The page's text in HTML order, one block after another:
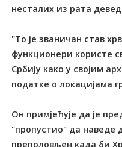
несталих из рата
"То је званичан став
функционери користе
Србију како у својим
податке о локацијама
Он примјећује да је
"пропустио" да наведе
преполовљен када би